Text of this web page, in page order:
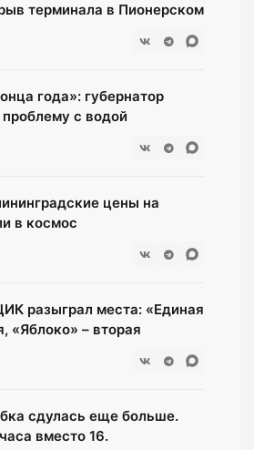
терминала в Пионерском
года»: губернатор
с водой
цены на
в космос
разыграл места: «Единая
«Яблоко» – вторая
сдулась еще больше.
вместо 16.